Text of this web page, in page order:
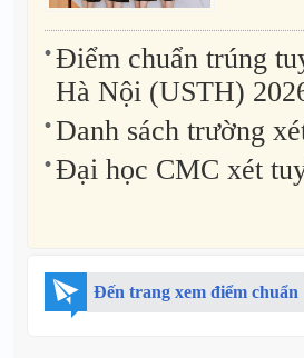
Điểm chuẩn trúng
Hà Nội (USTH)
Danh sách trường
Đại học CMC xét
Đến trang xem điểm chuẩn